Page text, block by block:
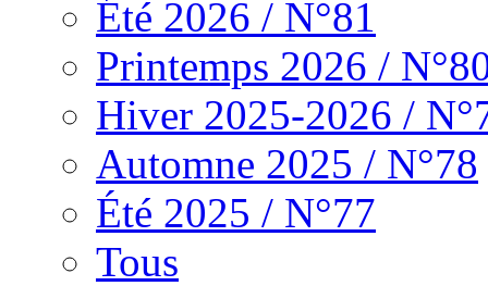
Été 2026 / N°81
Printemps 2026 /
Hiver 2025-2026 /
Automne 2025 / N°78
Été 2025 / N°77
Tous